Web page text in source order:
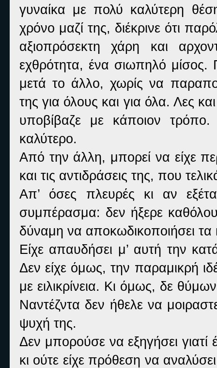
γυναίκα με πολύ καλύτερη
χρόνο μαζί της, διέκρινε ότι
αξιοπρόσεκτη χάρη και
εχθρότητα, ένα σιωπηλό
μετά το άλλο, χωρίς να
της για όλους και για όλα. Λες
υποβίβαζε με κάποιον τρόπο.
καλύτερο.
Από την άλλη, μπορεί να είχε
και τις αντιδράσεις της, που
Απ’ όσες πλευρές κι αν
συμπέρασμα: δεν ήξερε
δύναμη να αποκωδικοποιήσει τα
Είχε απαυδήσει μ’ αυτή την
Δεν είχε όμως, την παραμικρή
με ειλικρίνεια. Κι όμως, δε
Ναντέζντα δεν ήθελε να
ψυχή της.
Δεν μπορούσε να εξηγήσει
κι ούτε είχε πρόθεση να